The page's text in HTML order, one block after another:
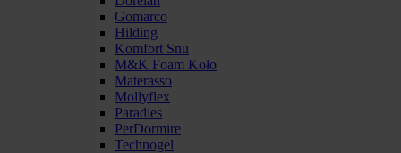
Gomarco
Hilding
Komfort Snu
M&K Foam Koło
Materasso
Mollyflex
Paradies
PerDormire
Technogel